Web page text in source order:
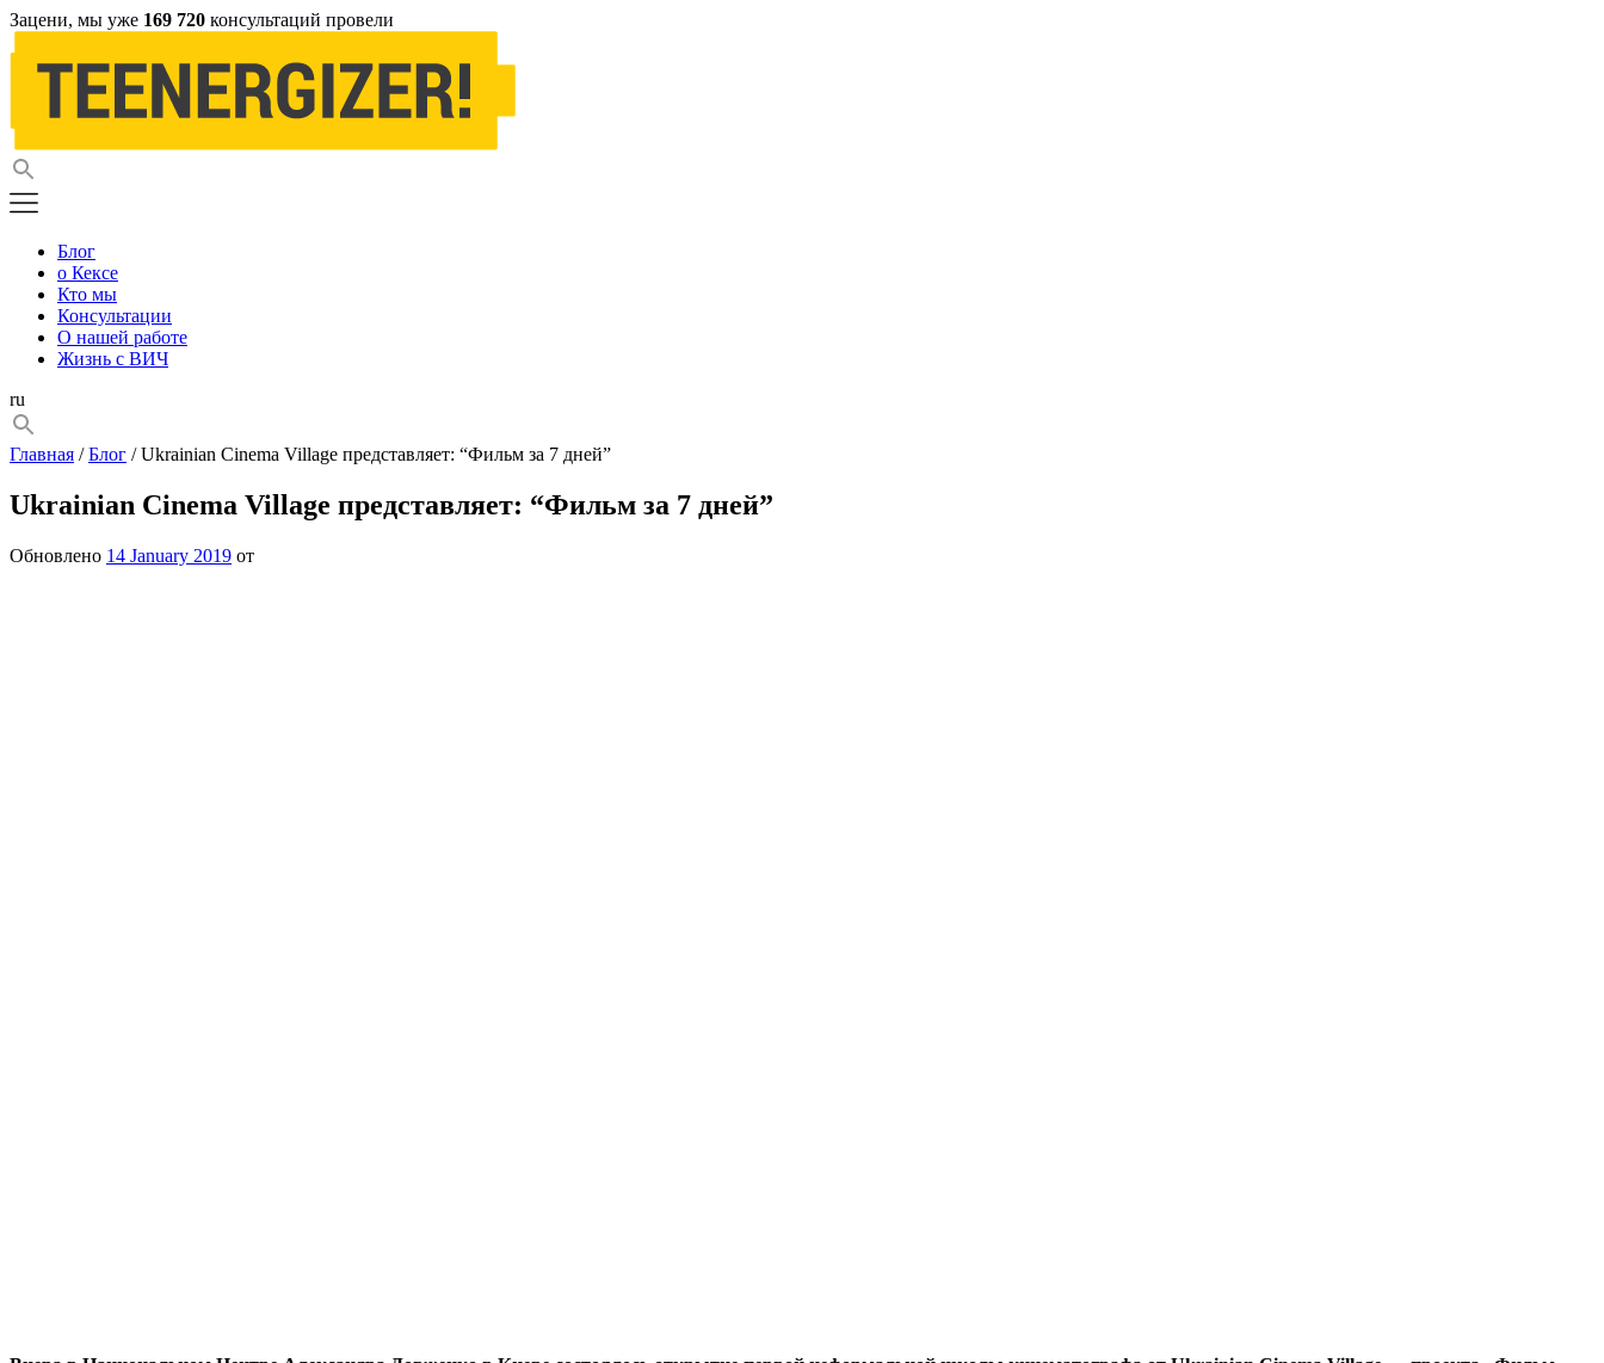
Зацени, мы уже 169 720 консультаций провели
Блог
о Кексе
Кто мы
Консультации
О нашей работе
Жизнь с ВИЧ
ru
Главная /Блог / Ukrainian Cinema Village представляет: “Фильм за 7 дней”
Ukrainian Cinema Village представляет: “Фильм за 7 дней”
Обновлено 14 January 2019 от